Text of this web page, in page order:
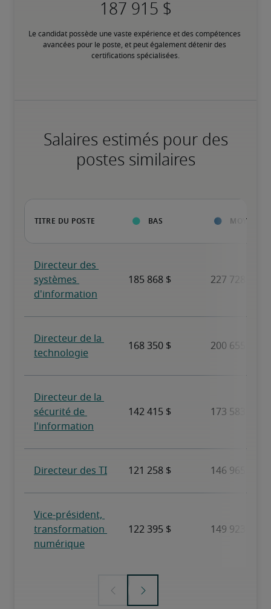
Le candidat possède une vaste expérience et des compétences
avancées pour le poste, et peut également détenir des
certifications spécialisées.
Salaires estimés pour des
postes similaires